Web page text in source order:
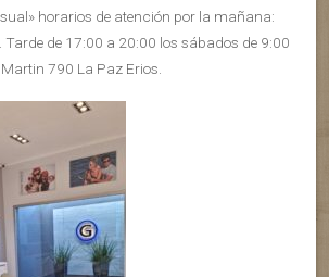
horarios de atención por la mañana:
Tarde de 17:00 a 20:00 los sábados de 9:00
790 La Paz Erios.